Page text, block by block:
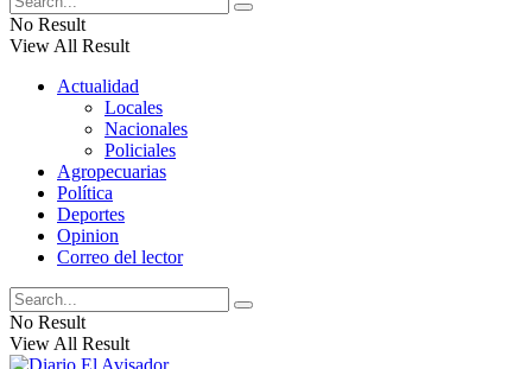
No Result
View All Result
Actualidad
Locales
Nacionales
Policiales
Agropecuarias
Política
Deportes
Opinion
Correo del lector
No Result
View All Result